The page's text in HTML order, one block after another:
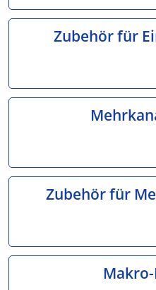
Zubehör für
Zubehör für